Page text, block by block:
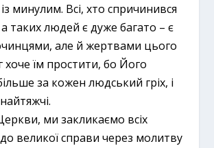
минулим. Всі, хто спричинився
таких людей є дуже багато – є
але й жертвами цього
хоче їм простити, бо Його
за кожен людський гріх, і
ми закликаємо всіх
великої справи через молитву